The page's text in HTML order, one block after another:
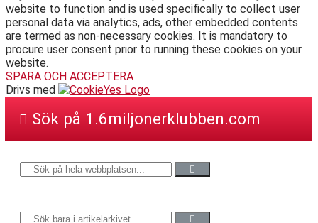
website to function and is used specifically to collect user
personal data via analytics, ads, other embedded contents
are termed as non-necessary cookies. It is mandatory to
procure user consent prior to running these cookies on your
website.
SPARA OCH ACCEPTERA
Drivs med
Sök på 1.6miljonerklubben.com